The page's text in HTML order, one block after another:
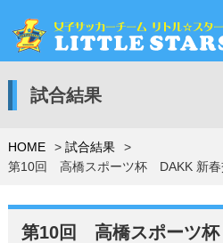
試合結果
HOME
試合結果
第10回 高橋スポーツ杯 DAKK 新春
第10回 高橋スポーツ